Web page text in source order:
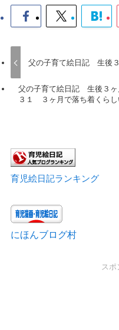
父の子育て絵日記 生後
父の子育て絵日記 生後３
３１ ３ヶ月で落ち着くらし
育児絵日記ランキング
にほんブログ村
スポ